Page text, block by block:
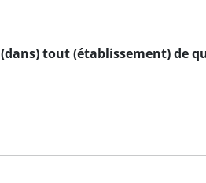
(dans) tout (établissement) de